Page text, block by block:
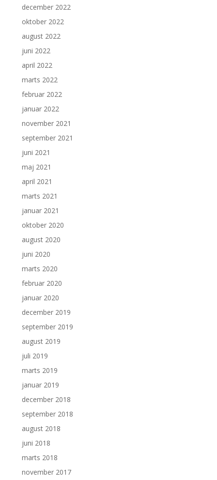
december 2022
oktober 2022
august 2022
juni 2022
april 2022
marts 2022
februar 2022
januar 2022
november 2021
september 2021
juni 2021
maj 2021
april 2021
marts 2021
januar 2021
oktober 2020
august 2020
juni 2020
marts 2020
februar 2020
januar 2020
december 2019
september 2019
august 2019
juli 2019
marts 2019
januar 2019
december 2018
september 2018
august 2018
juni 2018
marts 2018
november 2017